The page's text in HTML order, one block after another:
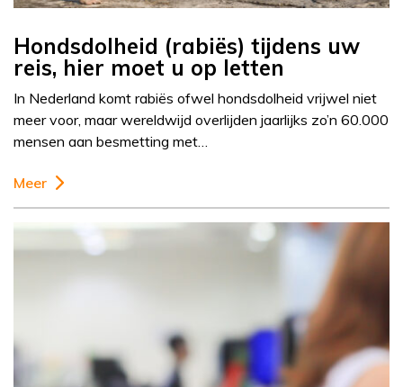
Hondsdolheid (rabiës) tijdens uw
reis, hier moet u op letten
In Nederland komt rabiës ofwel hondsdolheid vrijwel niet
meer voor, maar wereldwijd overlijden jaarlijks zo’n 60.000
mensen aan besmetting met…
Meer